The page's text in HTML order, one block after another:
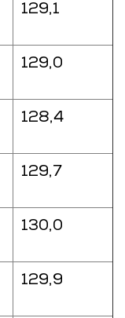
129,1
129,0
128,4
129,7
130,0
129,9